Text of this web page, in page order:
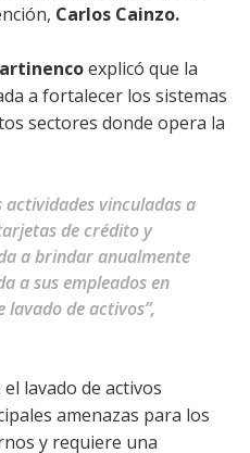
Carlos Cainzo.
explicó que la
a fortalecer los sistemas
sectores donde opera la
actividades vinculadas a
de crédito y
a brindar anualmente
a sus empleados en
de activos”,
lavado de activos
amenazas para los
y requiere una